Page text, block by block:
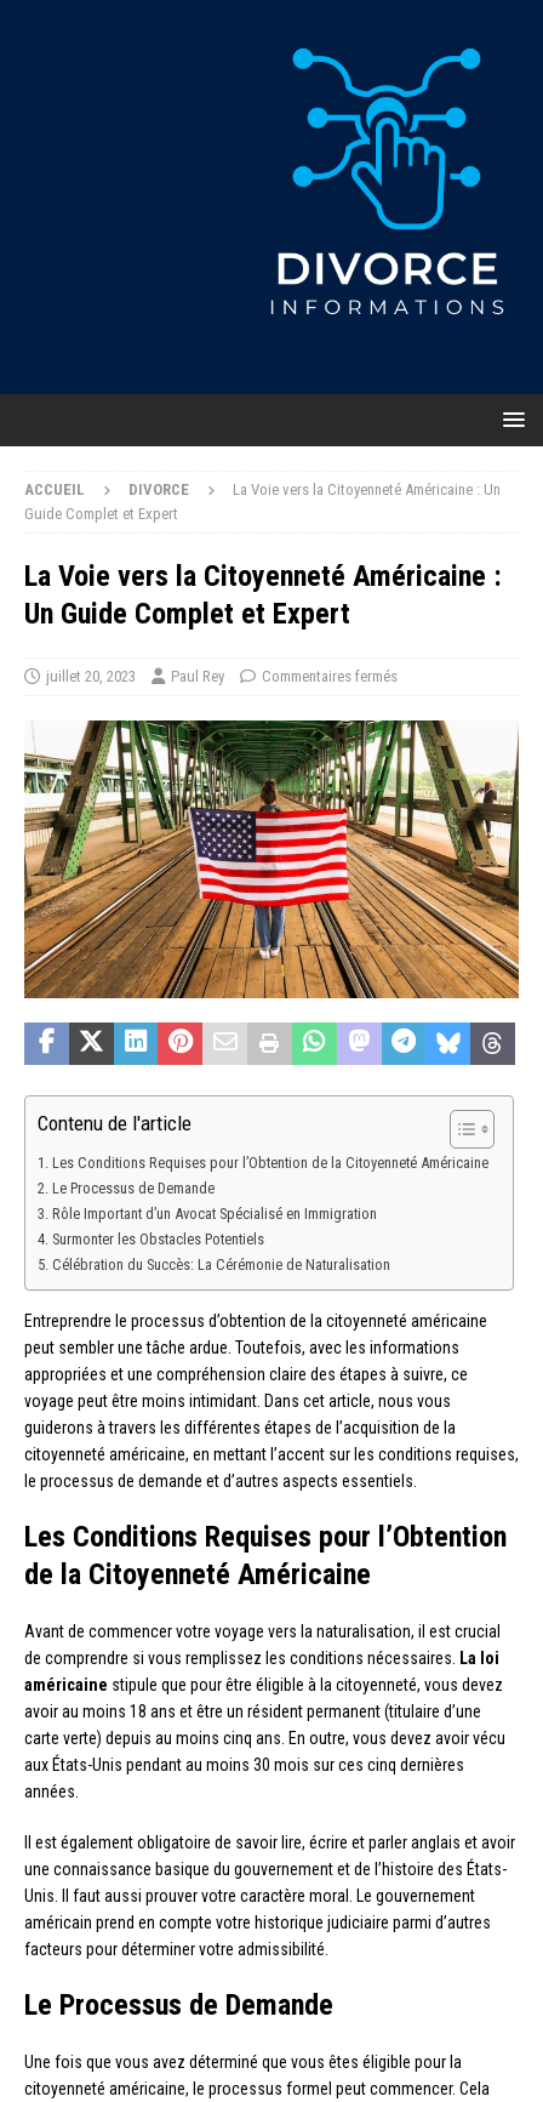
ACCUEIL DIVORCE
La Voie vers la Citoyenneté Américaine : Un
Guide Complet et Expert
La Voie vers la Citoyenneté Américaine :
Un Guide Complet et Expert
juillet 20, 2023 Paul Rey Commentaires fermés
Contenu de l'article
Les Conditions Requises pour l’Obtention de la Citoyenneté Américaine
Le Processus de Demande
Rôle Important d’un Avocat Spécialisé en Immigration
Surmonter les Obstacles Potentiels
Célébration du Succès: La Cérémonie de Naturalisation
Entreprendre le processus d’obtention de la citoyenneté américaine
peut sembler une tâche ardue. Toutefois, avec les informations
appropriées et une compréhension claire des étapes à suivre, ce
voyage peut être moins intimidant. Dans cet article, nous vous
guiderons à travers les différentes étapes de l’acquisition de la
citoyenneté américaine, en mettant l’accent sur les conditions requises,
le processus de demande et d’autres aspects essentiels.
Les Conditions Requises pour l’Obtention
de la Citoyenneté Américaine
Avant de commencer votre voyage vers la naturalisation, il est crucial
de comprendre si vous remplissez les conditions nécessaires. La loi
américaine stipule que pour être éligible à la citoyenneté, vous devez
avoir au moins 18 ans et être un résident permanent (titulaire d’une
carte verte) depuis au moins cinq ans. En outre, vous devez avoir vécu
aux États-Unis pendant au moins 30 mois sur ces cinq dernières
années.
Il est également obligatoire de savoir lire, écrire et parler anglais et avoir
une connaissance basique du gouvernement et de l’histoire des États-
Unis. Il faut aussi prouver votre caractère moral. Le gouvernement
américain prend en compte votre historique judiciaire parmi d’autres
facteurs pour déterminer votre admissibilité.
Le Processus de Demande
Une fois que vous avez déterminé que vous êtes éligible pour la
citoyenneté américaine, le processus formel peut commencer. Cela